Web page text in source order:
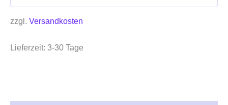
zzgl. Versandkosten
Lieferzeit: 3-30 Tage